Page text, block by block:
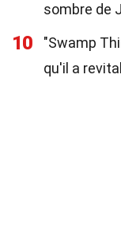
sombre de
10
"Swamp
qu'il a